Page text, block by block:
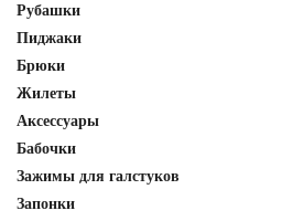
Рубашки
Пиджаки
Брюки
Жилеты
Аксессуары
Бабочки
Зажимы для галстуков
Запонки